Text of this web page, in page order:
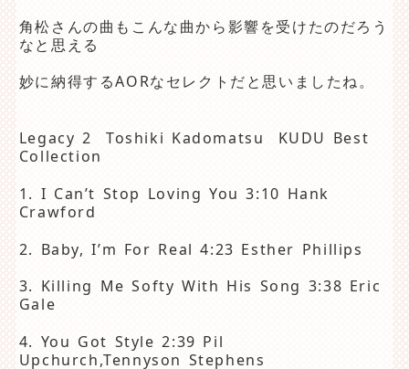
角松さんの曲もこんな曲から影響を受けたのだろう
なと思える
妙に納得するAORなセレクトだと思いましたね。
Legacy 2 Toshiki Kadomatsu KUDU Best
Collection
1. I Can’t Stop Loving You 3:10 Hank
Crawford
2. Baby, I’m For Real 4:23 Esther Phillips
3. Killing Me Softy With His Song 3:38 Eric
Gale
4. You Got Style 2:39 Pil
Upchurch,Tennyson Stephens